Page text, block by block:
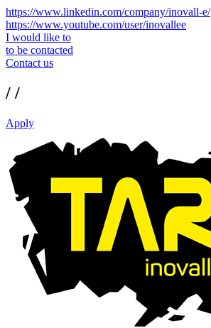
https://www.linkedin.com/company/inovall-e/
https://www.youtube.com/user/inovallee
I would like to
to be contacted
Contact us
/ /
Apply